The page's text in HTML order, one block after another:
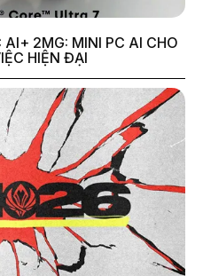
2MG: MINI PC AI CHO
HIỆN ĐẠI